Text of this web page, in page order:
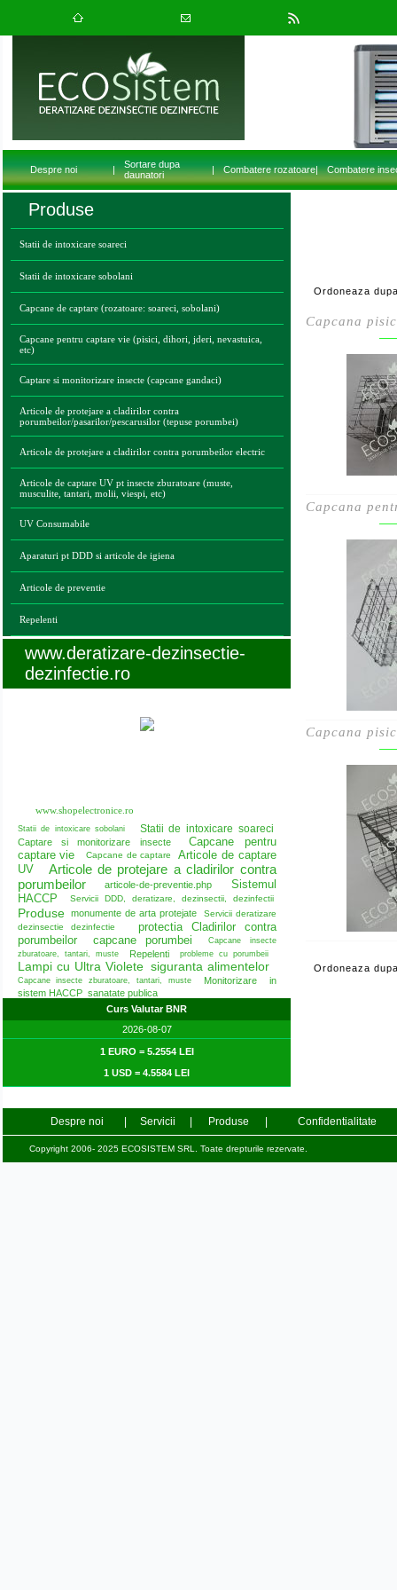
Despre noi |
Sortare dupa
daunatori
| Combatere rozatoare| Combatere
Produse
Statii de intoxicare soareci
Statii de intoxicare sobolani
Capcane de captare (rozatoare: soareci, sobolani)
Capcane pentru captare vie (pisici, dihori, jderi, nevastuica,
etc)
Captare si monitorizare insecte (capcane gandaci)
Articole de protejare a cladirilor contra
porumbeilor/pasarilor/pescarusilor (tepuse porumbei)
Articole de protejare a cladirilor contra porumbeilor electric
Articole de captare UV pt insecte zburatoare (muste,
musculite, tantari, molii, viespi, etc)
UV Consumabile
Aparaturi pt DDD si articole de igiena
Articole de preventie
Repelenti
www.deratizare-dezinsectie-
dezinfectie.ro
www.shopelectronice.ro
Statii de intoxicare sobolani Statii de intoxicare soareci
Captare si monitorizare insecte
Capcane pentru
captare vie
Capcane de captare
Articole de captare
UV
Articole de protejare a cladirilor contra
porumbeilor
articole-de-preventie.php
Sistemul
HACCP
Servicii DDD, deratizare, dezinsectii, dezinfectii
Produse monumente de arta protejate
Servicii deratizare
dezinsectie dezinfectie
protectia Cladirilor contra
porumbeilor
capcane porumbei
Capcane insecte
zburatoare, tantari, muste
Repelenti probleme cu porumbeii
Lampi cu Ultra Violete siguranta alimentelor
Capcane insecte zburatoare, tantari, muste
Monitorizare in
sistem HACCP sanatate publica
Curs Valutar BNR
2026-08-07
1 EURO = 5.2554 LEI
1 USD = 4.5584 LEI
Ordoneaza
Capcana
Capcana
Capcana
Ordoneaza
Despre noi Servicii Produse Confidentialitate
Copyright 2006- 2025 ECOSISTEM SRL. Toate drepturile rezervate.